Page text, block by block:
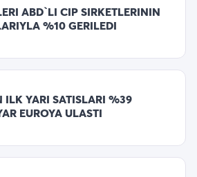
ABD`LI CIP SIRKETLERININ
%10 GERILEDI
ILK YARI SATISLARI %39
EUROYA ULASTI